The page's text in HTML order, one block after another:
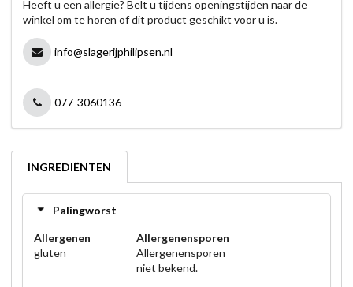
Heeft u een allergie? Belt u tijdens openingstijden naar de
winkel om te horen of dit product geschikt voor u is.
info@slagerijphilipsen.nl
077-3060136
INGREDIËNTEN
Palingworst
Allergenen
gluten
Allergenensporen
Allergenensporen
niet bekend.